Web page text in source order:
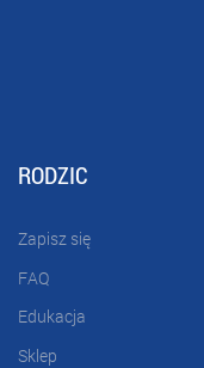
RODZIC
Zapisz się
FAQ
Edukacja
Sklep